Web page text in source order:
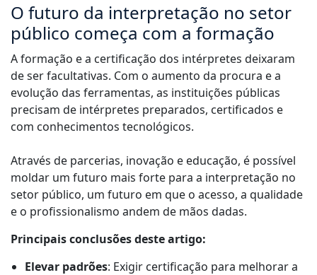
O futuro da interpretação no setor
público começa com a formação
A formação e a certificação dos intérpretes deixaram
de ser facultativas. Com o aumento da procura e a
evolução das ferramentas, as instituições públicas
precisam de intérpretes preparados, certificados e
com conhecimentos tecnológicos.
Através de parcerias, inovação e educação, é possível
moldar um futuro mais forte para a interpretação no
setor público, um futuro em que o acesso, a qualidade
e o profissionalismo andem de mãos dadas.
Principais conclusões deste artigo:
Elevar padrões: Exigir certificação para melhorar a